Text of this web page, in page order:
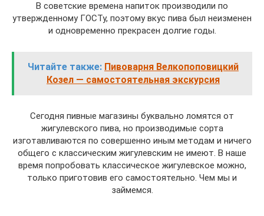
В советские времена напиток производили по
утвержденному ГОСТу, поэтому вкус пива был неизменен
и одновременно прекрасен долгие годы.
Читайте также: Пивоварня Велкопоповицкий
Козел — самостоятельная экскурсия
Сегодня пивные магазины буквально ломятся от
жигулевского пива, но производимые сорта
изготавливаются по совершенно иным методам и ничего
общего с классическим жигулевским не имеют. В наше
время попробовать классическое жигулевское можно,
только приготовив его самостоятельно. Чем мы и
займемся.